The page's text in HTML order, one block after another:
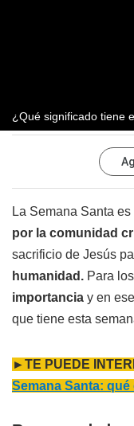
¿Qué significado tiene
La Semana Santa
por la comunidad
sacrificio de Jesús
humanidad. Para
importancia y en
que tiene esta
►TE PUEDE
Semana Santa: